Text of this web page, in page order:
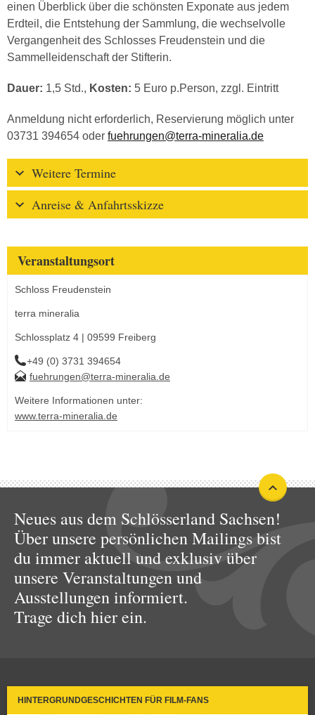
einen Überblick über die schönsten Exponate aus jedem
Erdteil, die Entstehung der Sammlung, die wechselvolle
Vergangenheit des Schlosses Freudenstein und die
Sammelleidenschaft der Stifterin.
Dauer: 1,5 Std., Kosten: 5 Euro p.Person, zzgl. Eintritt
Anmeldung nicht erforderlich, Reservierung möglich unter
03731 394654 oder fuehrungen@terra-mineralia.de
Weitere Termine
Anreise & Anfahrtsskizze
Veranstaltungsort
Schloss Freudenstein
terra mineralia
Schlossplatz 4 | 09599 Freiberg
+49 (0) 3731 394654
fuehrungen@terra-mineralia.de
Weitere Informationen unter:
www.terra-mineralia.de
Neues aus dem Schlösserland Sachsen!
Über unsere persönlichen Mailings bist
du immer aktuell und exklusiv über
unsere Veranstaltungen und
Ausstellungen informiert.
Trage dich hier ein.
HINTERGRUNDGESCHICHTEN FÜR FILM-FANS